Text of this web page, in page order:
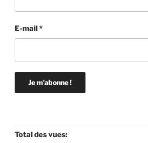
E-mail*
Total des vues: